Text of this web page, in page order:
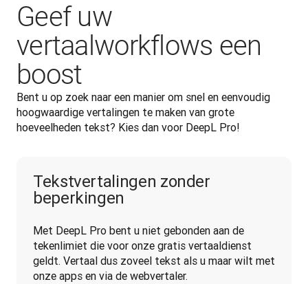
Geef uw
vertaalworkflows een
boost
Bent u op zoek naar een manier om snel en eenvoudig
hoogwaardige vertalingen te maken van grote
hoeveelheden tekst? Kies dan voor DeepL Pro!
Tekstvertalingen zonder
beperkingen
Met DeepL Pro bent u niet gebonden aan de
tekenlimiet die voor onze gratis vertaaldienst
geldt. Vertaal dus zoveel tekst als u maar wilt met
onze apps en via de webvertaler.